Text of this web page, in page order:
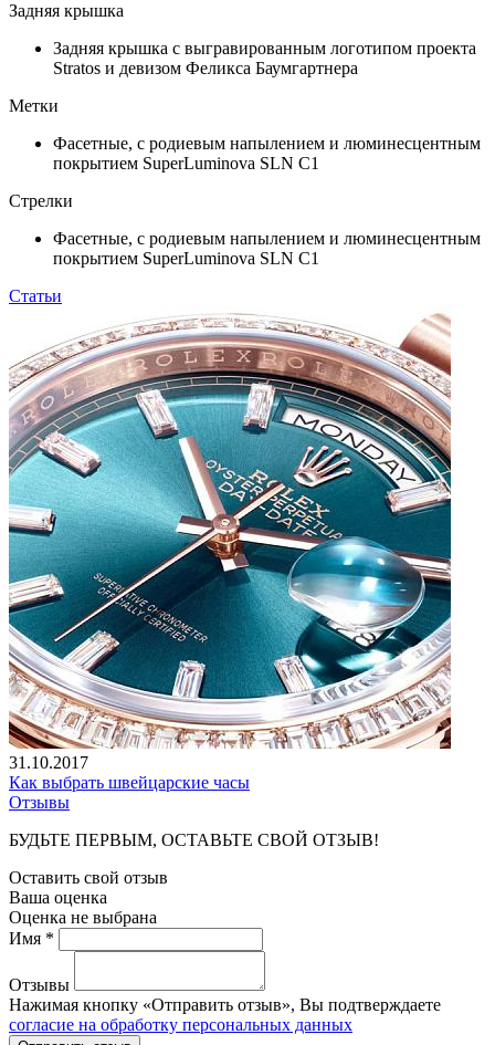
Задняя крышка
Задняя крышка с выгравированным логотипом проекта
Stratos и девизом Феликса Баумгартнера
Метки
Фасетные, с родиевым напылением и люминесцентным
покрытием SuperLuminova SLN C1
Стрелки
Фасетные, с родиевым напылением и люминесцентным
покрытием SuperLuminova SLN C1
Статьи
31.10.2017
Как выбрать швейцарские часы
Отзывы
БУДЬТЕ ПЕРВЫМ, ОСТАВЬТЕ СВОЙ ОТЗЫВ!
Оставить свой отзыв
Ваша оценка
Оценка не выбрана
Имя *
Отзывы
Нажимая кнопку «Отправить отзыв», Вы подтверждаете
согласие на обработку персональных данных